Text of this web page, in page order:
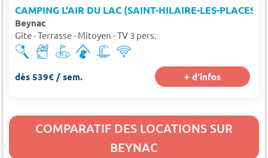
CAMPING L'AIR DU LAC (SAINT-HILAIRE-LES-PLACES
Beynac
Gîte - Terrasse - Mitoyen - TV 3 pers.
dès 539€ / sem. + d'infos
COMPARATIF DES LOCATIONS SUR
BEYNAC